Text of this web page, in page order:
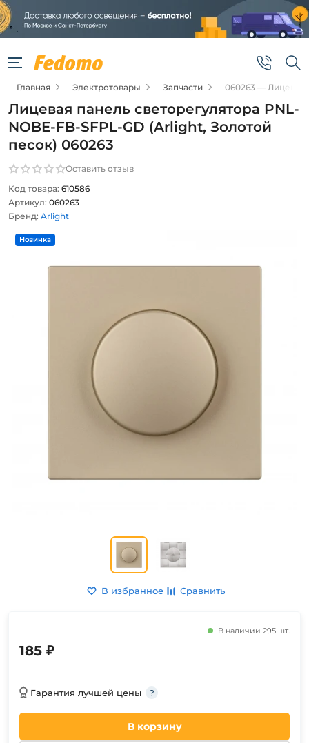
Главная Электротовары Запчасти 060263 — Лицевая
Лицевая панель светорегулятора PNL-
NOBE-FB-SFPL-GD (Arlight, Золотой
песок) 060263
Оставить отзыв
Код товара: 610586
Артикул: 060263
Бренд: Arlight
В избранное Сравнить
В наличии 295 шт.
185 ₽
Гарантия лучшей цены
В корзину